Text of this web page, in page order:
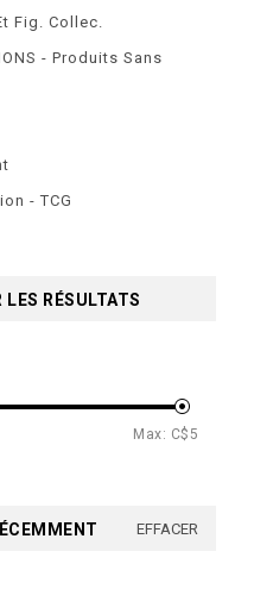
Fig. Collec.
- Produits Sans
- TCG
LES RÉSULTATS
Max: C$ 5
EFFACER